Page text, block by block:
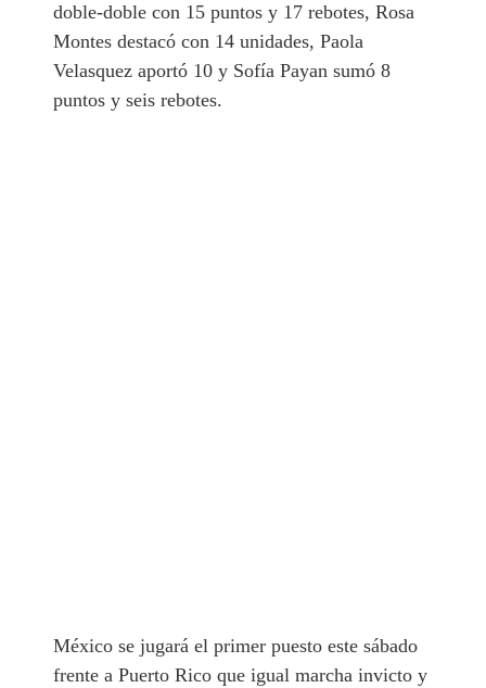
doble-doble con 15 puntos y 17 rebotes, Rosa
Montes destacó con 14 unidades, Paola
Velasquez aportó 10 y Sofía Payan sumó 8
puntos y seis rebotes.
México se jugará el primer puesto este sábado
frente a Puerto Rico que igual marcha invicto y